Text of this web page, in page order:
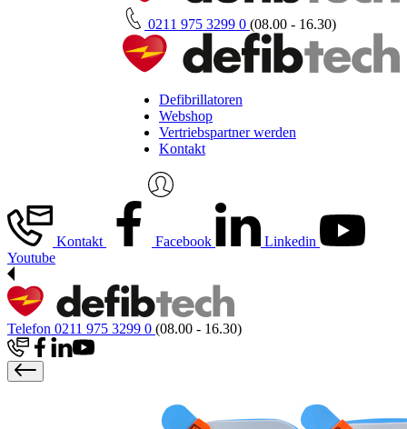
0211 975 3299 0 (08.00 - 16.30)
Defibrillatoren
Webshop
Vertriebspartner werden
Kontakt
Kontakt Facebook
Linkedin
Youtube
Telefon 0211 975 3299 0 (08.00 - 16.30)